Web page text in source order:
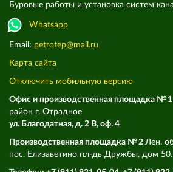
Буровые работы и установка систем
Whatsapp
Email: petrotep@mail.ru
Карта сайта
Отключить мобильную версию
Офис и производственная площадка № 1
район г. Отрадное
ул. Благодатная, д. 2 В, оф. 4
Производственная площадка № 2 Лен.
пос. Елизаветино пл-дь Дружбы, дом 50.